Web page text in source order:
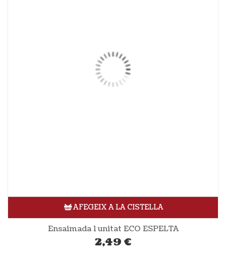
AFEGEIX A LA CISTELLA
Ensaimada 1 unitat ECO ESPELTA
2,49 €